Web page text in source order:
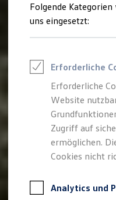
Feuerwehr
ONE Business ID
Fahrzeugsuche &
Digitaler
Kauf & Finanzierung
Online-
Aktionen &
E-Auto-
Für
Für
Profi Paket
TopDeal
Folgende
uns eingesetzt:
Erforderliche
Erforderliche
Website
Zugriff auf
ermöglichen.
Cookies nicht
Analytics und